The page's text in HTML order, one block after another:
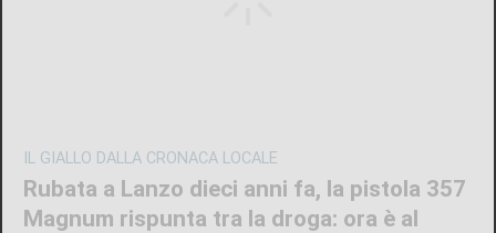
IL GIALLO DALLA CRONACA LOCALE
Rubata a Lanzo dieci anni fa, la pistola 357
Magnum rispunta tra la droga: ora è al